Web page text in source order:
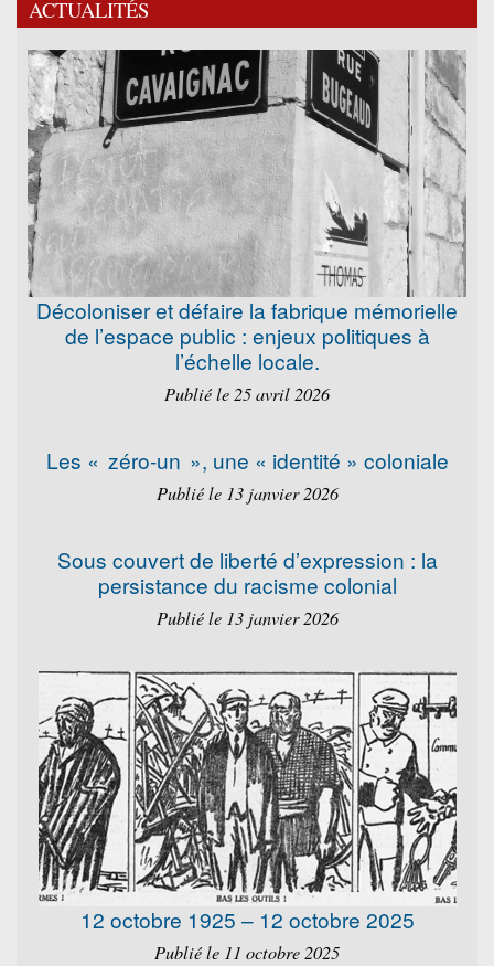
ACTUALITÉS
Décoloniser et défaire la fabrique mémorielle
de l’espace public : enjeux politiques à
l’échelle locale.
Publié le 25 avril 2026
Les « zéro-un », une « identité » coloniale
Publié le 13 janvier 2026
Sous couvert de liberté d’expression : la
persistance du racisme colonial
Publié le 13 janvier 2026
12 octobre 1925 – 12 octobre 2025
Publié le 11 octobre 2025